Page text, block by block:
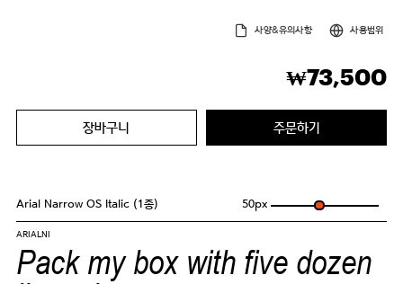
사양&유의사항 사용범위
₩73,500
장바구니 주문하기
Arial Narrow OS Italic (1종) 50px
ARIALNI
Pack my box with five dozen